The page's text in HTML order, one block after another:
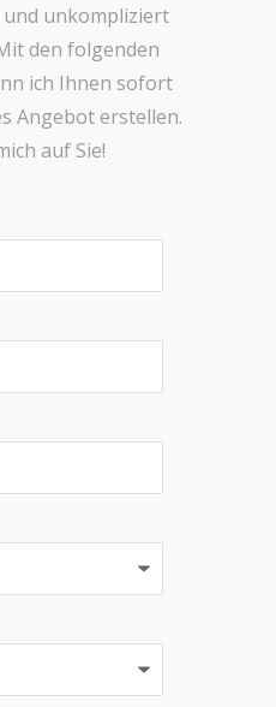
unkompliziert
den folgenden
ich Ihnen sofort
Angebot erstellen.
auf Sie!